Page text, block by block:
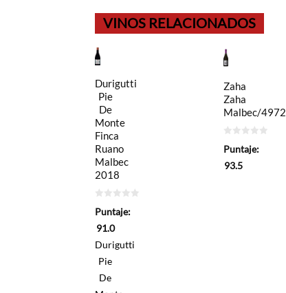
VINOS RELACIONADOS
Durigutti
Pie
De
Monte
Finca
Ruano
Malbec
2018
de
Puntaje:
91.0
Durigutti
Pie
De
Zaha
Zaha
Malbec/4972
de
Puntaje:
93.5